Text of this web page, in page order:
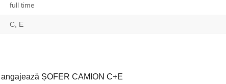
full time
C, E
ȘOFER CAMION C+E